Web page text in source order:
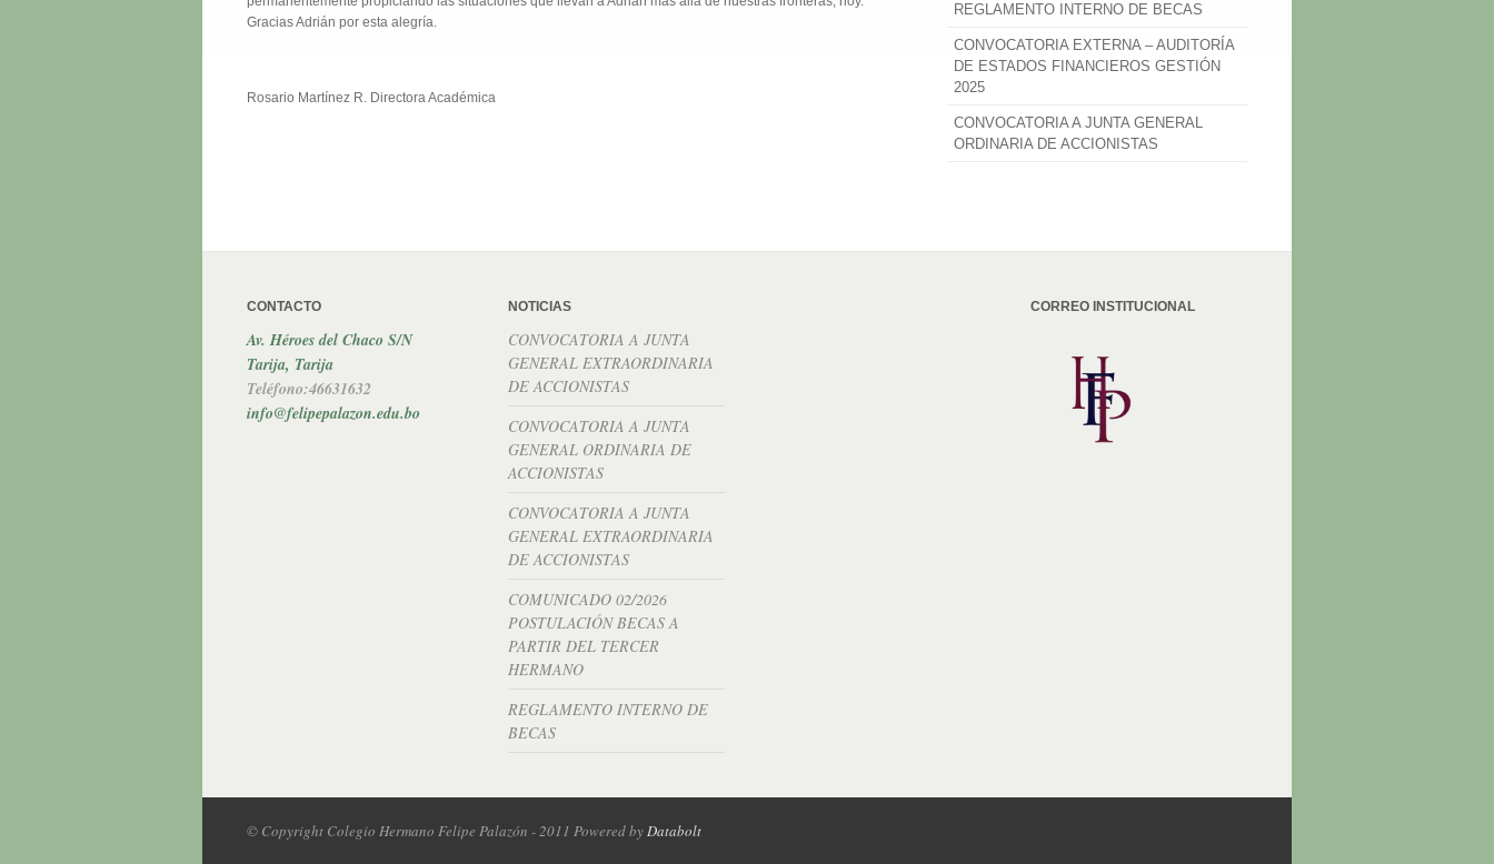
Gracias Adrián por esta alegría.
Rosario Martínez R. Directora Académica
REGLAMENTO INTERNO DE BECAS
CONVOCATORIA EXTERNA – AUDITORÍA
DE ESTADOS FINANCIEROS GESTIÓN
2025
CONVOCATORIA A JUNTA GENERAL
ORDINARIA DE ACCIONISTAS
CONTACTO
Av. Héroes del Chaco S/N
Tarija, Tarija
Teléfono:46631632
info@felipepalazon.edu.bo
NOTICIAS
CONVOCATORIA A JUNTA
GENERAL EXTRAORDINARIA
DE ACCIONISTAS
CONVOCATORIA A JUNTA
GENERAL ORDINARIA DE
ACCIONISTAS
CONVOCATORIA A JUNTA
GENERAL EXTRAORDINARIA
DE ACCIONISTAS
COMUNICADO 02/2026
POSTULACIÓN BECAS A
PARTIR DEL TERCER
HERMANO
REGLAMENTO INTERNO DE
BECAS
CORREO INSTITUCIONAL
© Copyright Colegio Hermano Felipe Palazón - 2011 Powered byDatabolt